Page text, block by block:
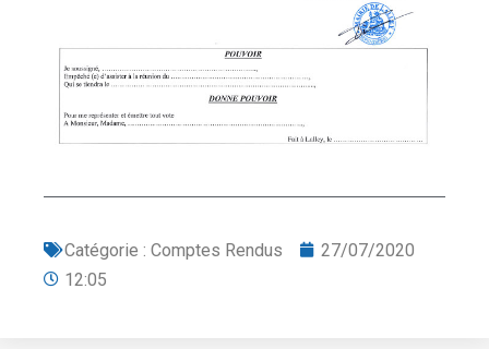
Catégorie : Comptes Rendus
27/07/2020
12:05